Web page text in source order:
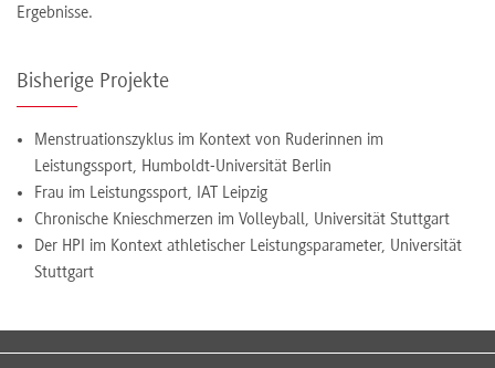
Ergebnisse.
Bisherige Projekte
Menstruationszyklus im Kontext von Ruderinnen im
Leistungssport, Humboldt-Universität Berlin
Frau im Leistungssport, IAT Leipzig
Chronische Knieschmerzen im Volleyball, Universität Stuttgart
Der HPI im Kontext athletischer Leistungsparameter, Universität
Stuttgart